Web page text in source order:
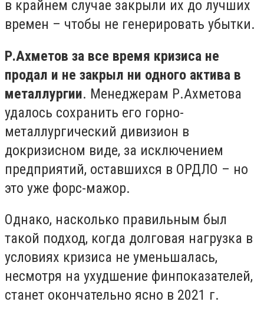
в крайнем случае закрыли их до лучших
времен – чтобы не генерировать убытки.
Р.Ахметов за все время кризиса не
продал и не закрыл ни одного актива в
металлургии. Менеджерам Р.Ахметова
удалось сохранить его горно-
металлургический дивизион в
докризисном виде, за исключением
предприятий, оставшихся в ОРДЛО – но
это уже форс-мажор.
Однако, насколько правильным был
такой подход, когда долговая нагрузка в
условиях кризиса не уменьшалась,
несмотря на ухудшение финпоказателей,
станет окончательно ясно в 2021 г.